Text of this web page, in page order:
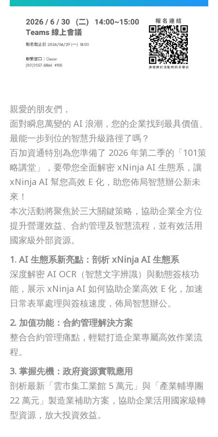
親愛的朋友們，
面對瞬息萬變的 AI 浪潮，您的企業找到最具價值、
最能一步到位的智慧升級路徑了嗎？
百加資通特別為您準備了 2026 年第二季的「101策
略講堂」，要帶您全面解密 xNinja AI 生態系，讓
xNinja AI 幫您高效 E 化，助您佈局智慧辦公新未
來！
本次活動將聚焦於三大關鍵策略，協助企業全方位
提升營運效益、合約管理及智慧流程，並有效活用
國家級外部資源。
1. AI 生態系新亮點：剖析 xNinja AI 生態系
深度解密 AI OCR（智慧文字辨識）與動態簽核功
能，展示 xNinja AI 如何協助企業高效 E 化，加速
日常表單處理與簽核速度，佈局智慧辦公。
2. 加值功能：合約管理解決方案
整合合約管理痛點，輕鬆打造企業專屬高效作業流
程。
3. 掌握先機：政府資源實戰應用
剖析最新「雲市集工業館 5 萬元」與「產業輔導團
22 萬元」製造業補助方案，協助企業活用國家級轉
型資源，放大投資效益。